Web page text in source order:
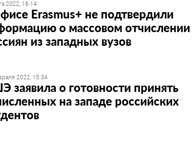
2022, 16:14
Erasmus+ не подтвердили
о массовом отчислении
из западных вузов
2022, 15:34
заявила о готовности принять
на западе российских